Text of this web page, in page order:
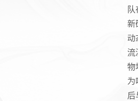
队
新
动
流
物
为
后